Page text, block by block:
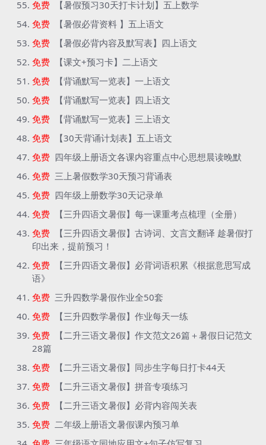
免费
【暑假预习30天打卡计划】五上数学
免费
【暑假必背资料 】五上语文
免费
【暑假必背内容及默写表】四上语文
免费
【课文+预习卡】二上语文
免费
【背诵默写一览表】一上语文
免费
【背诵默写一览表】四上语文
免费
【背诵默写一览表】三上语文
免费
【30天背诵计划表】五上语文
免费 四年级上册语文各课内容重点中心思想晨读晚默
免费 三上暑假数学30天预习背诵表
免费 四年级上册数学30天记录单
免费
【三升四语文暑假】每一课重考点梳理（全册）
免费
【三升四语文暑假】古诗词、文言文翻译 趁暑假打
印出来，提前预习！
免费
【三升四语文暑假】必背词语积累《根据意思写成
语》
免费 三升四数学暑假作业全50套
免费
【三升四数学暑假】作业每天一练
免费
【二升三语文暑假】作文范文26篇＋暑假日记范文
28篇
免费
【二升三语文暑假】同步生字每日打卡44天
免费
【二升三语文暑假】拼音专项练习
免费
【二升三语文暑假】必背内容闯关表
免费 二年级上册语文暑假课内预习单